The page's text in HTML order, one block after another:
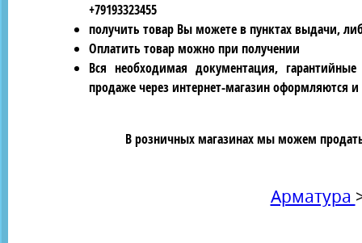
+79193323455
получить товар Вы можете в пунктах выдачи,
Оплатить товар можно при получении
Вся необходимая документация,
продаже через интернет-магазин оформляются
В розничных магазинах мы можем
Арматура